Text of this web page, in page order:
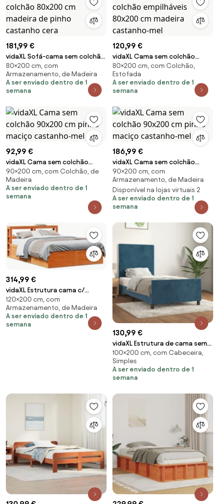
181,99 €
vidaXL Sofá-cama sem colchão
80x200 cm madeira de pinho
castanho cera
80×200 cm, com
Armazenamento, de Madeira
A ser enviado dentro de 1
semana
120,99 €
vidaXL Cama sem colchão
empilháveis 80x200 cm
madeira castanho-mel
80×200 cm, com Colchão,
Estofada
A ser enviado dentro de 1
semana
92,99 €
vidaXL Cama sem colchão
90x200 cm pinho maciço
castanho-mel
90×200 cm, com Colchão, de
Madeira
A ser enviado dentro de 1
semana
186,99 €
vidaXL Cama sem colchão
90x200 cm pinho maciço
castanho-mel
90×200 cm, com
Armazenamento, de Madeira
Disponível na lojas virtuais 2
A ser enviado dentro de 1
semana
314,99 €
vidaXL Estrutura cama c/
cabeceira 120x200cm pinho
maciço castanho-mel
120×200 cm, com
Armazenamento, de Madeira
A ser enviado dentro de 1
semana
130,99 €
vidaXL Estrutura de cama sem
colchão 100x200 cm veludo
azul-escuro
100×200 cm, com Cabeceira,
Simples
A ser enviado dentro de 1
semana